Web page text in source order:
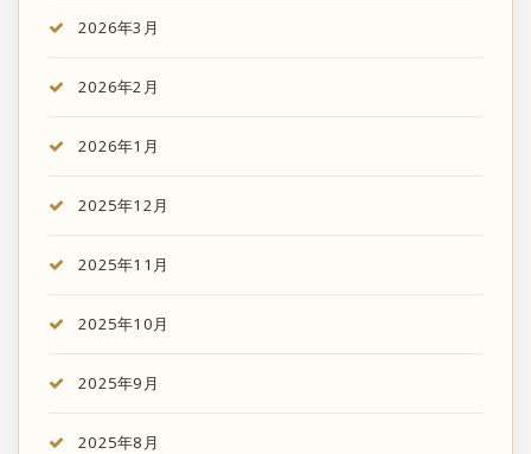
2026年3月
2026年2月
2026年1月
2025年12月
2025年11月
2025年10月
2025年9月
2025年8月